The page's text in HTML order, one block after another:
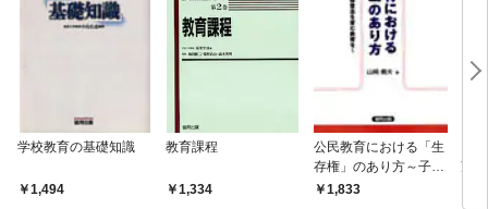
学校教育の基礎知識
1,494
教育課程
1,334
公民教育における「生
存権」のあり方～子ど
もに願い・自律意志を
1,833
望